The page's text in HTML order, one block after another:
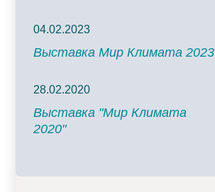
04.02.2023
Выставка Мир Климата 2023
28.02.2020
Выставка "Мир Климата
2020"